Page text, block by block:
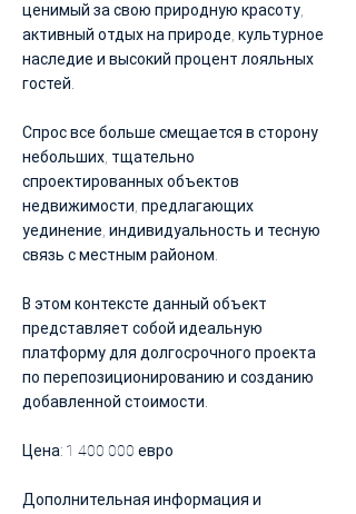
ценимый за свою природную красоту,
активный отдых на природе, культурное
наследие и высокий процент лояльных
гостей.
Спрос все больше смещается в сторону
небольших, тщательно
спроектированных объектов
недвижимости, предлагающих
уединение, индивидуальность и тесную
связь с местным районом.
В этом контексте данный объект
представляет собой идеальную
платформу для долгосрочного проекта
по перепозиционированию и созданию
добавленной стоимости.
Цена: 1 400 000 евро
Дополнительная информация и